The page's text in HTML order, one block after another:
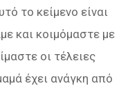
το κείμενο είναι
και κοιμόμαστε με
οι τέλειες
έχει ανάγκη από